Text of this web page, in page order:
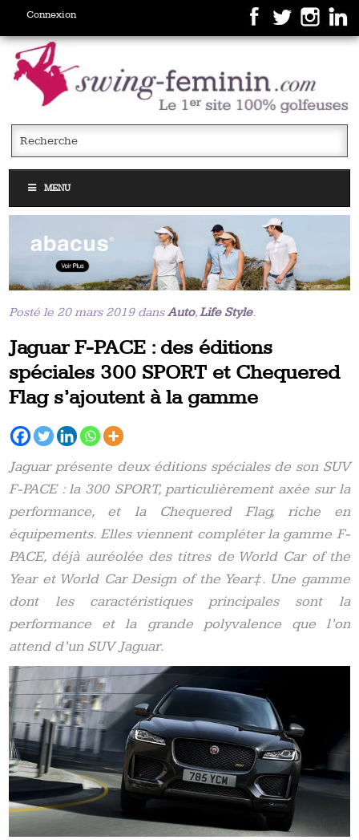
Connexion
MENU
Posté le 20 mars 2019 dansAuto,Life Style.
Jaguar F-PACE : des éditions
spéciales 300 SPORT et Chequered
Flag s’ajoutent à la gamme
Jaguar présente deux éditions spéciales de son SUV
F-PACE : la 300 SPORT, particulièrement axée sur la
performance, et la Chequered Flag, riche en
équipements. Elles viennent compléter la gamme F-
PACE, déjà auréolée des titres de World Car of the
Year et World Car Design of the Year‡. Une gamme
dont les caractéristiques principales sont la
performance et la grande polyvalence que l’on
attend d’un SUV Jaguar.